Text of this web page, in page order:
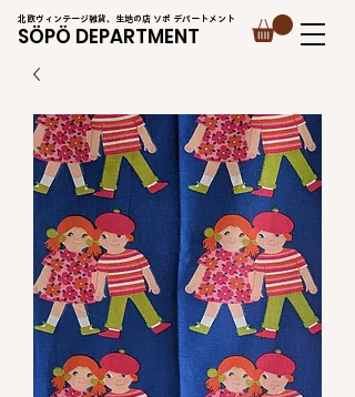
北欧ヴィンテージ雑貨、生地の店 ソポ デパートメント
SÖPÖ DEPARTMENT